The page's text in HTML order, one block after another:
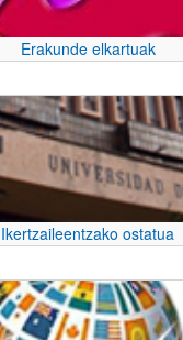
Erakunde elkartuak
Ikertzaileentzako ostatua